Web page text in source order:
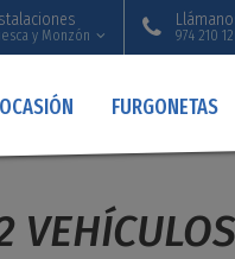
y Monzón 974 210
OCASIÓN FURGONETAS